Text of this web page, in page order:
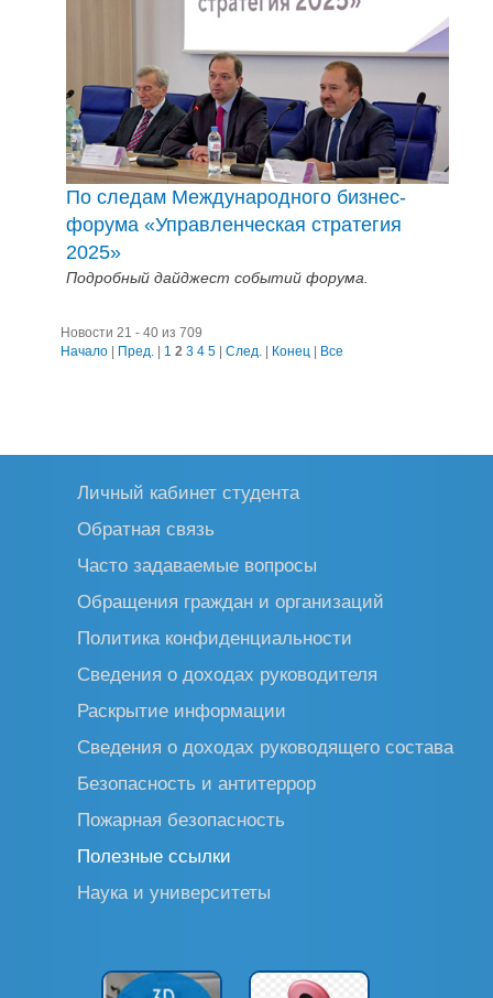
По следам Международного бизнес-
форума «Управленческая стратегия
2025»
Подробный дайджест событий форума.
Новости 21 - 40 из 709
Начало | Пред. | 1 2 3 4 5 | След. | Конец | Все
Личный кабинет студента
Обратная связь
Часто задаваемые вопросы
Обращения граждан и организаций
Политика конфиденциальности
Сведения о доходах руководителя
Раскрытие информации
Сведения о доходах руководящего состава
Безопасность и антитеррор
Пожарная безопасность
Полезные ссылки
Наука и университеты